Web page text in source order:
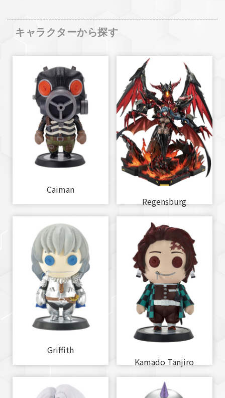
キャラクターから探す
Caiman
Regensburg
Griffith
Kamado Tanjiro